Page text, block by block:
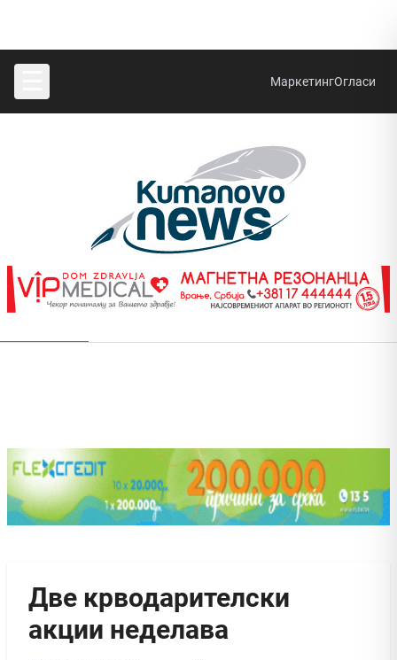
МаркетингОгласи
Две крводарителски
акции неделава